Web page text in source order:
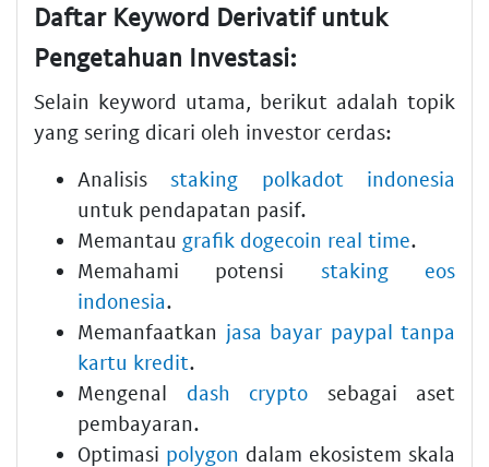
Daftar Keyword Derivatif untuk
Pengetahuan Investasi:
Selain keyword utama, berikut adalah topik
yang sering dicari oleh investor cerdas:
Analisisstaking polkadot indonesia
untuk pendapatan pasif.
Memantau grafik dogecoin real time.
Memahami potensi staking eos
indonesia.
Memanfaatkan jasa bayar paypal tanpa
kartu kredit.
Mengenal dash crypto sebagai aset
pembayaran.
Optimasi polygon dalam ekosistem skala